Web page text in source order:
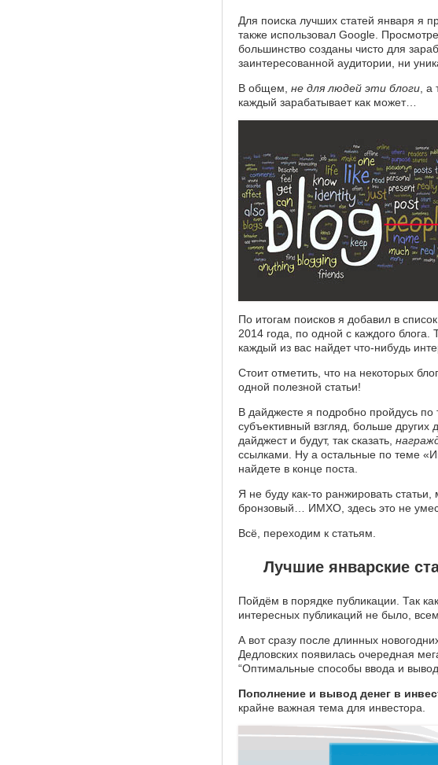
Для поиска лучших статей января я
также использовал Google.
большинство созданы чисто для
заинтересованной аудитории, ни
В общем, не для людей эти блоги ,
каждый зарабатывает как может…
По итогам поисков я добавил в
2014 года, по одной с каждого блога.
каждый из вас найдет что-нибудь
Стоит отметить, что на некоторых
одной полезной статьи!
В дайджесте я подробно пройдусь
субъективный взгляд, больше других
дайджест и будут, так сказать,
ссылками. Ну а остальные по теме
найдете в конце поста.
Я не буду как-то ранжировать статьи,
бронзовый… ИМХО, здесь это не
Всё, переходим к статьям.
Лучшие январские
Пойдём в порядке публикации. Так
интересных публикаций не было,
А вот сразу после длинных
Дедловских появилась очередная
“Оптимальные способы ввода и
Пополнение и вывод денег в
крайне важная тема для инвестора.